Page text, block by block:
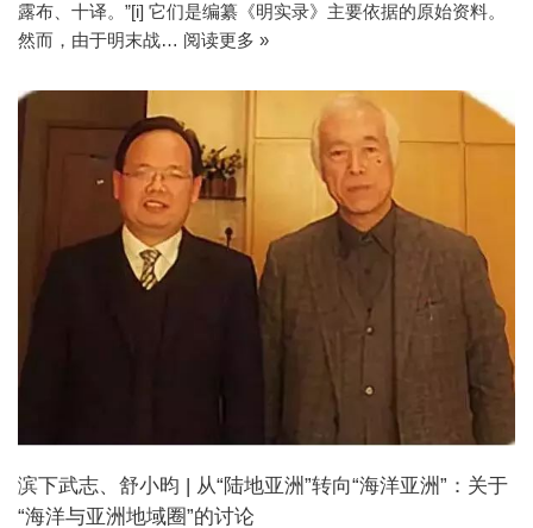
露布、十译。”[i] 它们是编纂《明实录》主要依据的原始资料。
然而，由于明末战… 阅读更多 »
滨下武志、舒小昀 | 从“陆地亚洲”转向“海洋亚洲”：关于
“海洋与亚洲地域圈”的讨论